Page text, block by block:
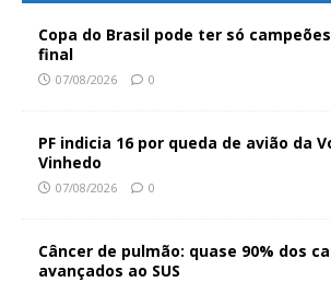
Copa do Brasil pode ter só
final
07/08/2026 0
PF indicia 16 por queda de avião da
Vinhedo
07/08/2026 0
Câncer de pulmão: quase 90% dos
avançados ao SUS